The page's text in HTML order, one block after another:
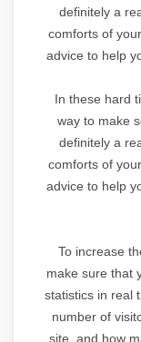
definitely a
comforts of
advice to help
In these hard
way to make
definitely a
comforts of
advice to help
To increase
make sure that
statistics in real
number of
site, and how